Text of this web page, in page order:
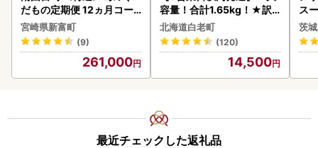
だもの定期便 12ヵ月コー
ス【F84-25】
宮崎県新富町
(9)
261,000
容量！合計1.65kg！★訳
あり・牛の里ビーフハンバ
ーグ(110ｇ5枚入）×3 AG
058
北海道白老町
(120)
14,500
ス
8本
茨
最近チェックした返礼品